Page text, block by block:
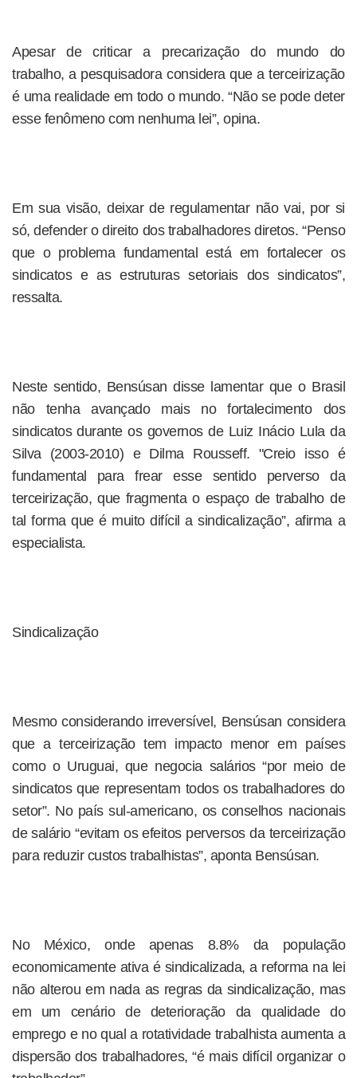
Apesar de criticar a precarização do mundo do
trabalho, a pesquisadora considera que a terceirização
é uma realidade em todo o mundo. “Não se pode deter
esse fenômeno com nenhuma lei”, opina.
Em sua visão, deixar de regulamentar não vai, por si
só, defender o direito dos trabalhadores diretos. “Penso
que o problema fundamental está em fortalecer os
sindicatos e as estruturas setoriais dos sindicatos”,
ressalta.
Neste sentido, Bensúsan disse lamentar que o Brasil
não tenha avançado mais no fortalecimento dos
sindicatos durante os governos de Luiz Inácio Lula da
Silva (2003-2010) e Dilma Rousseff. "Creio isso é
fundamental para frear esse sentido perverso da
terceirização, que fragmenta o espaço de trabalho de
tal forma que é muito difícil a sindicalização”, afirma a
especialista.
Sindicalização
Mesmo considerando irreversível, Bensúsan considera
que a terceirização tem impacto menor em países
como o Uruguai, que negocia salários “por meio de
sindicatos que representam todos os trabalhadores do
setor”. No país sul-americano, os conselhos nacionais
de salário “evitam os efeitos perversos da terceirização
para reduzir custos trabalhistas”, aponta Bensúsan.
No México, onde apenas 8.8% da população
economicamente ativa é sindicalizada, a reforma na lei
não alterou em nada as regras da sindicalização, mas
em um cenário de deterioração da qualidade do
emprego e no qual a rotatividade trabalhista aumenta a
dispersão dos trabalhadores, “é mais difícil organizar o